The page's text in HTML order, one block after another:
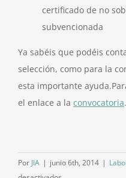
certificado de no
subvencionada
Ya sabéis que podéis
selección, como para la
esta importante ayuda.
el enlace a la convocatoria.
Por JIA | junio 6th, 2014 |